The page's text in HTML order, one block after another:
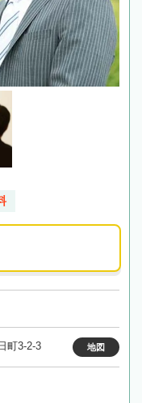
町3-2-3 地図